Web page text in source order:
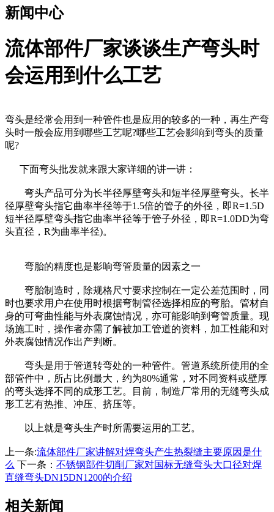
新闻中心
流体部件厂家谈谈生产弯头时
会运用到什么工艺
弯头是经常会用到一种管件也是应用的较多的一种，再生产弯
头时一般会应用到哪些工艺呢?哪些工艺会影响到弯头的质量
呢?
下面弯头批发就来跟大家详细的讲一讲：
弯头产品可分为长半径厚壁弯头和短半径厚壁弯头。长半
径厚壁弯头指它曲率半径等于1.5倍的管子的外径，即R=1.5D
短半径厚壁弯头指它曲率半径等于管子外径，即R=1.0DD为弯
头直径，R为曲率半径)。
弯胎的精度也是影响弯管质量的因素之一
弯胎制造时，除规格尺寸要求控制在一定公差范围时，同
时也要求用户在使用时根据弯制管径选择相应的弯胎。管材自
身的可弯曲性能与外表腐蚀情况，亦可能影响到弯管质量。现
场施工时，操作者亦需了解被加工管道的资料，加工性能和对
外表腐蚀情况作出产判断。
弯头是用于管道转弯处的一种管件。管道系统所使用的全
部管件中，所占比例最大，约为80%通常，对不同资料或壁厚
的弯头选择不同的成形工艺。目前，制造厂常用的无缝弯头成
形工艺有热推、冲压、挤压等。
以上就是弯头生产时所需要运用的工艺。
上一条:流体部件厂家讲解对焊弯头产生热裂缝主要原因是什
么 下一条： 不锈钢部件切削厂家对国标无缝弯头大口径对焊
直缝弯头DN15DN1200的介绍
相关新闻